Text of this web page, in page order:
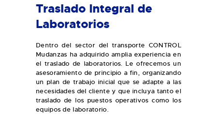
Traslado Integral de
Laboratorios
Dentro del sector del transporte CONTROL
Mudanzas ha adquirido amplia experiencia en
el traslado de laboratorios. Le ofrecemos un
asesoramiento de principio a fin, organizando
un plan de trabajo inicial que se adapte a las
necesidades del cliente y que incluya tanto el
traslado de los puestos operativos como los
equipos de laboratorio.